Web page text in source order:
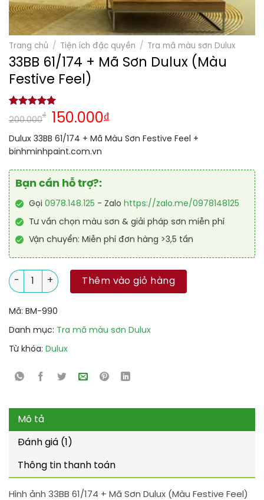
Trang chủ / Tiện ích đặc quyền / Tra mã màu sơn Dulux
33BB 61/174 + Mã Sơn Dulux (Màu
Festive Feel)
5.00 trên 5
dựa trên
1
đánh giá
200.000
₫ 150.000₫
Dulux 33BB 61/174 + Mã Màu Sơn Festive Feel +
binhminhpaint.com.vn
Bạn cần hỗ trợ?:
Gọi 0978.148.125 - Zalo https://zalo.me/0978148125
Tư vấn chọn màu sơn & giải pháp sơn miễn phí
Vận chuyển: Miễn phí đơn hàng >3,5 tấn
33BB 61/174 + Mã Sơn Dulux (Màu Festive Feel) số lượng
Thêm vào giỏ hàng
Mã: BM-990
Danh mục: Tra mã màu sơn Dulux
Từ khóa: Dulux
Mô tả
Đánh giá (1)
Thông tin thanh toán
Hình ảnh 33BB 61/174 + Mã Sơn Dulux (Màu Festive Feel)